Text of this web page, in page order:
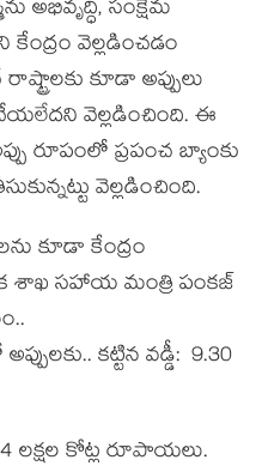
అభివృద్ధి, సంక్షేమ
వెల్ల‌డించడం
కూడా అప్పులు
చేయలేద‌ని వెల్ల‌డించింది. ఈ
రూపంలో ప్ర‌పంచ బ్యాంకు
వెల్ల‌డించింది.
కూడా కేంద్రం
శాఖ స‌హాయ మంత్రి పంక‌జ్
క‌ట్టిన వ‌డ్డీ: 9.30
ల‌క్ష‌ల కోట్ల రూపాయ‌లు.